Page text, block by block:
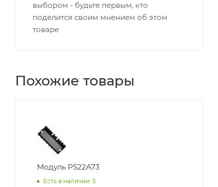
выбором - будьте первым, кто
поделится своим мнением об этом
товаре
Похожие товары
Модуль PS22A73
Есть в наличии: 5